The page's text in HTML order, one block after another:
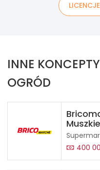
INNE
OGRÓD
400